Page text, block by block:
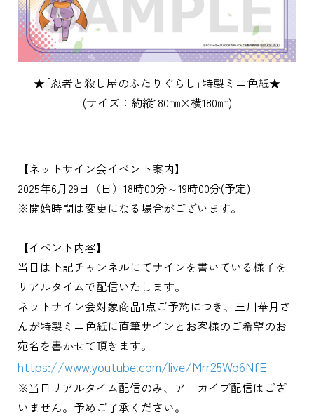
★｢忍者と殺し屋のふたりぐらし｣特製ミニ色紙★
(サイズ：約縦180㎜×横180㎜)
【ネットサイン会イベント案内】
2025年6月29日（日）18時00分～19時00分(予定)
※開始時間は変更になる場合がございます。
【イベント内容】
当日は下記チャンネルにてサインを書いている様子を
リアルタイムで配信いたします。
ネットサイン会対象商品1点ご予約につき、三川華月さ
んが特製ミニ色紙に直筆サインとお客様のご希望のお
宛名を書かせて頂きます。
https://www.youtube.com/live/Mrr25Wd6NfE
※当日リアルタイム配信のみ、アーカイブ配信はござ
いません。予めご了承ください。